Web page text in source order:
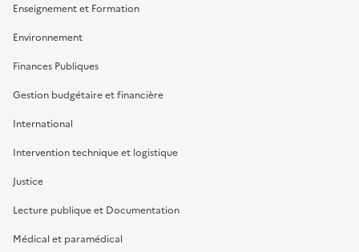
Enseignement et Formation
Environnement
Finances Publiques
Gestion budgétaire et financière
International
Intervention technique et logistique
Justice
Lecture publique et Documentation
Médical et paramédical